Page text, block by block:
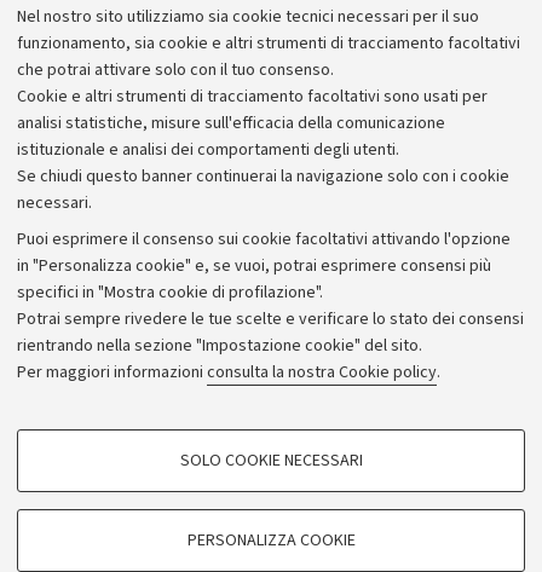
Nel nostro sito utilizziamo sia cookie tecnici necessari per il suo
funzionamento, sia cookie e altri strumenti di tracciamento facoltativi
che potrai attivare solo con il tuo consenso.
Cookie e altri strumenti di tracciamento facoltativi sono usati per
analisi statistiche, misure sull'efficacia della comunicazione
istituzionale e analisi dei comportamenti degli utenti.
Se chiudi questo banner continuerai la navigazione solo con i cookie
necessari.
Puoi esprimere il consenso sui cookie facoltativi attivando l'opzione
in "Personalizza cookie" e, se vuoi, potrai esprimere consensi più
specifici in "Mostra cookie di profilazione".
Potrai sempre rivedere le tue scelte e verificare lo stato dei consensi
rientrando nella sezione "Impostazione cookie" del sito.
Per maggiori informazioni consulta la nostra Cookie policy.
COOKIE DI PROFILAZIONE - FACOLTATIVI
SOLO COOKIE NECESSARI
PERSONALIZZA COOKIE
Alumni community
Piano strategico
Bilanci
Donazioni e 5x1000
Bandi, gare e concorsi
Albo online
Amministrazione trasparente
Atti di notifica
Informazioni sul sito e accessibilità
Dichiarazione di accessibilità
Privacy e note legali
Impostazioni Cookie